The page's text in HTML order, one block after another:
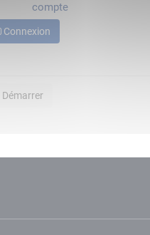
compte
Connexion
Démarrer